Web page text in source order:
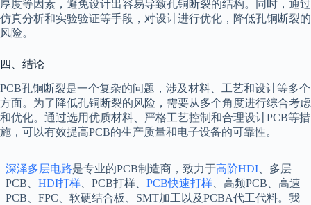
厚度等因素，避免设计出容易导致孔铜断裂的结构。同时，通过
仿真分析和实验验证等手段，对设计进行优化，降低孔铜断裂的
风险。
四、结论
PCB孔铜断裂是一个复杂的问题，涉及材料、工艺和设计等多个
方面。为了降低孔铜断裂的风险，需要从多个角度进行综合考虑
和优化。通过选用优质材料、严格工艺控制和合理设计PCB等措
施，可以有效提高PCB的生产质量和电子设备的可靠性。
深泽多层电路是专业的PCB制造商，致力于高阶HDI、多层
PCB、 HDI打样、PCB打样、 PCB快速打样、高频PCB、高速
PCB、FPC、软硬结合板、SMT加工以及PCBA代工代料。我